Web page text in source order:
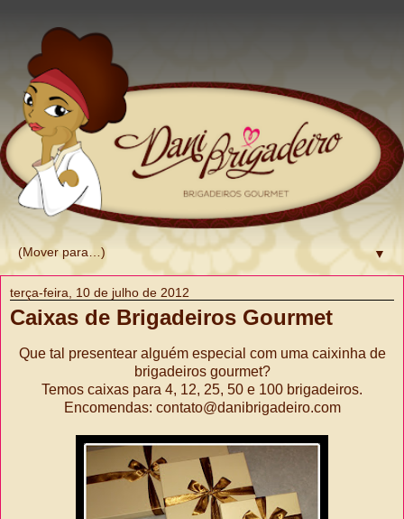
▼
terça-feira, 10 de julho de 2012
Caixas de Brigadeiros Gourmet
Que tal presentear alguém especial com uma caixinha de
brigadeiros gourmet?
Temos caixas para 4, 12, 25, 50 e 100 brigadeiros.
Encomendas: contato@danibrigadeiro.com